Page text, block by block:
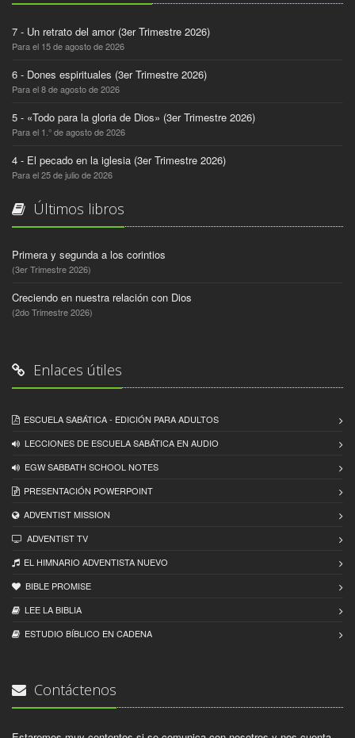
7 - Un retrato del amor (3er Trimestre 2026)
Para el 15 de agosto de 2026
6 - Dones espirituales (3er Trimestre 2026)
Para el 8 de agosto de 2026
5 - «Todo para la gloria de Dios» (3er Trimestre 2026)
Para el 1.° de agosto de 2026
4 - El pecado en la iglesia (3er Trimestre 2026)
Para el 25 de julio de 2026
Últimos libros
Primera y segunda a los corintios
(3er Trimestre 2026)
Creciendo en nuestra relación con Dios
(2do Trimestre 2026)
Enlaces útiles
ESCUELA SABÁTICA - EDICIÓN PARA ADULTOS
LECCIONES DE ESCUELA SABÁTICA EN AUDIO
EGW SABBATH SCHOOL NOTES
PRESENTACIÓN POWERPOINT
ADVENTIST MISSION
ADVENTIST TV
EL HIMNARIO ADVENTISTA NUEVO
BIBLE PROMISE
LEE LA BIBLIA
ESTUDIO BÍBLICO EN CADENA
Contáctenos